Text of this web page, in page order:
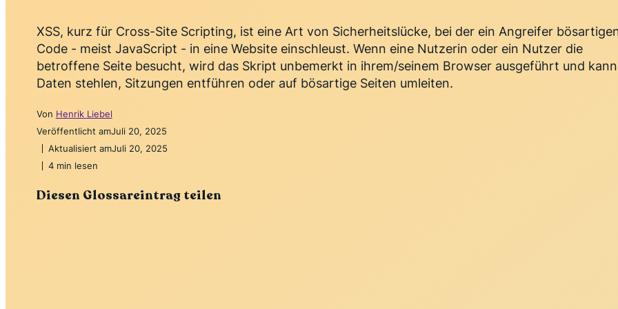
XSS, kurz für Cross-Site Scripting, ist eine Art von Sicherheitslücke, bei der ein Angreifer
Code - meist JavaScript - in eine Website einschleust. Wenn eine Nutzerin oder ein Nutzer die
betroffene Seite besucht, wird das Skript unbemerkt in ihrem/seinem Browser ausgeführt und kann
Daten stehlen, Sitzungen entführen oder auf bösartige Seiten umleiten.
Von Henrik Liebel
Veröffentlicht amJuli 20, 2025
Aktualisiert amJuli 20, 2025
4 min lesen
Diesen Glossareintrag teilen